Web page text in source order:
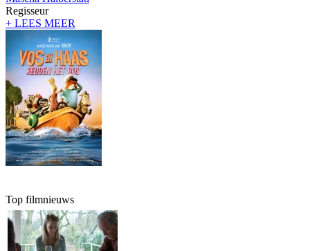
Regisseur
+ LEES MEER
Top filmnieuws